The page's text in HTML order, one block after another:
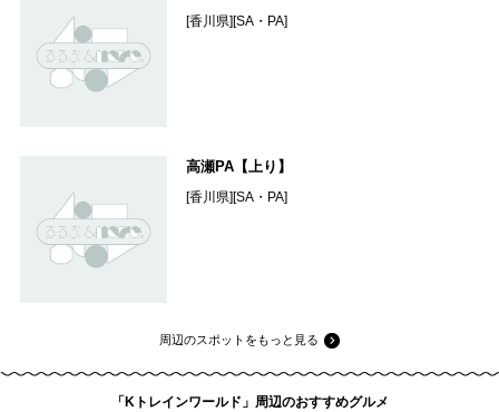
[香川県][SA・PA]
高瀬PA【上り】
[香川県][SA・PA]
周辺のスポットをもっと見る
「Kトレインワールド」周辺のおすすめグルメ